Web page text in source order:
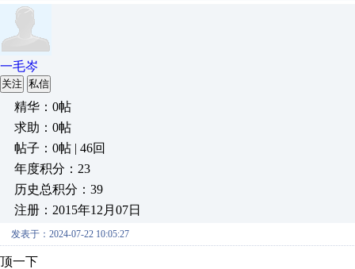
一毛岑
关注 私信
精华：0帖
求助：0帖
帖子：0帖 | 46回
年度积分：23
历史总积分：39
注册：2015年12月07日
发表于：2024-07-22 10:05:27
顶一下